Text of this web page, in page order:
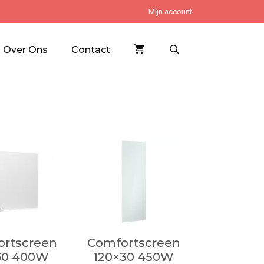
Mijn account
Over Ons Contact
400W
Comfortscreen
120×30 450W